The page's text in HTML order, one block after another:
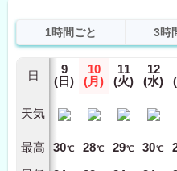
1時間ごと 3時
日
天気
最高
9
(日)
30℃
10
(月)
28℃
11
(火)
29℃
12
(水)
30℃